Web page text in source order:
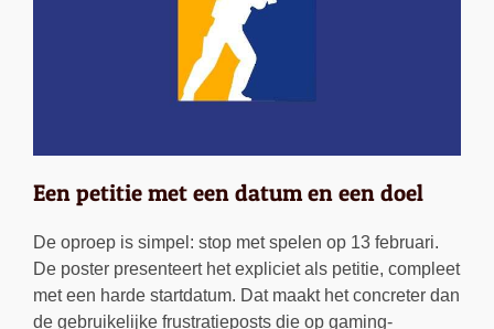
Een petitie met een datum en een doel
De oproep is simpel: stop met spelen op 13 februari.
De poster presenteert het expliciet als petitie, compleet
met een harde startdatum. Dat maakt het concreter dan
de gebruikelijke frustratieposts die op gaming-